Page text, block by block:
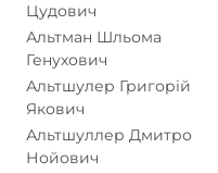
Цудович
Альтман Шльома
Генухович
Альтшулер Григорій
Якович
Альтшуллер Дмитро
Нойович